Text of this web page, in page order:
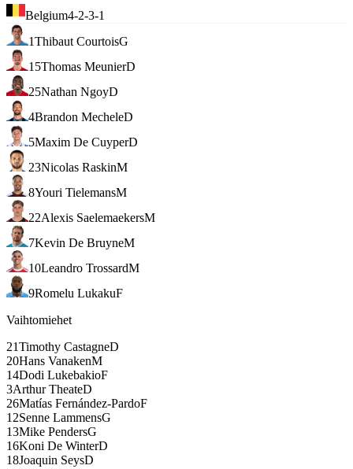
Belgium4-2-3-1
1Thibaut CourtoisG
15Thomas MeunierD
25Nathan NgoyD
4Brandon MecheleD
5Maxim De CuyperD
23Nicolas RaskinM
8Youri TielemansM
22Alexis SaelemaekersM
7Kevin De BruyneM
10Leandro TrossardM
9Romelu LukakuF
Vaihtomiehet
21Timothy CastagneD
20Hans VanakenM
14Dodi LukebakioF
3Arthur TheateD
26Matías Fernández-PardoF
12Senne LammensG
13Mike PendersG
16Koni De WinterD
18Joaquin SeysD